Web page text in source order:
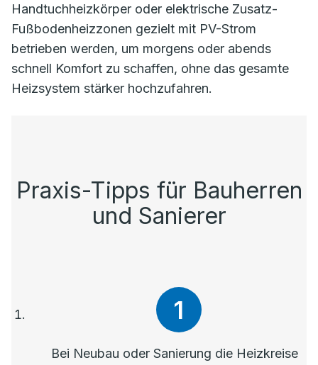
Handtuchheizkörper oder elektrische Zusatz-
Fußbodenheizzonen gezielt mit PV-Strom
betrieben werden, um morgens oder abends
schnell Komfort zu schaffen, ohne das gesamte
Heizsystem stärker hochzufahren.
Praxis-Tipps für Bauherren
und Sanierer
Bei Neubau oder Sanierung die Heizkreise